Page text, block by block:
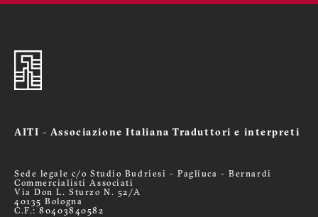
AITI - Associazione Italiana Traduttori e interpreti
Sede legale c/o Studio Budriesi - Pagliuca - Bernardi
Commercialisti Associati
Via Don L. Sturzo N. 52/A
40135 Bologna
C.F.: 80403840582